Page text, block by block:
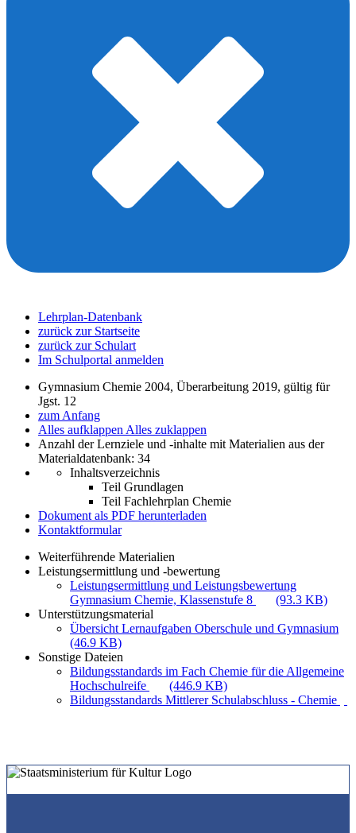
Lehrplan-Datenbank
zurück zur Startseite
zurück zur Schulart
Im Schulportal anmelden
Gymnasium Chemie 2004, Überarbeitung 2019, gültig für
Jgst. 12
zum Anfang
Alles aufklappen Alles zuklappen
Anzahl der Lernziele und -inhalte mit Materialien aus der
Materialdatenbank: 34
Inhaltsverzeichnis
Teil Grundlagen
Teil Fachlehrplan Chemie
Dokument als PDF herunterladen
Kontaktformular
Weiterführende Materialien
Leistungsermittlung und -bewertung
Leistungsermittlung und Leistungsbewertung
Gymnasium Chemie, Klassenstufe 8
(93.3 KB)
Unterstützungsmaterial
Übersicht Lernaufgaben Oberschule und Gymnasium
(46.9 KB)
Sonstige Dateien
Bildungsstandards im Fach Chemie für die Allgemeine
Hochschulreife
(446.9 KB)
Bildungsstandards Mittlerer Schulabschluss - Chemie